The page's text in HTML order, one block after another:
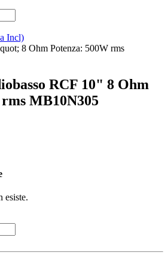
Incl)
RCF 10" 8 Ohm
MB10N305
esiste.